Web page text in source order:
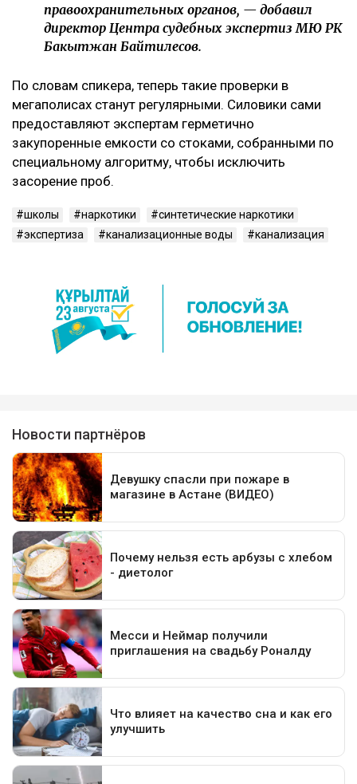
правоохранительных органов, — добавил
директор Центра судебных экспертиз МЮ РК
Бакытжан Байтилесов.
По словам спикера, теперь такие проверки в
мегаполисах станут регулярными. Силовики сами
предоставляют экспертам герметично
закупоренные емкости со стоками, собранными по
специальному алгоритму, чтобы исключить
засорение проб.
школы наркотики
синтетические наркотики
экспертиза
канализационные воды канализация